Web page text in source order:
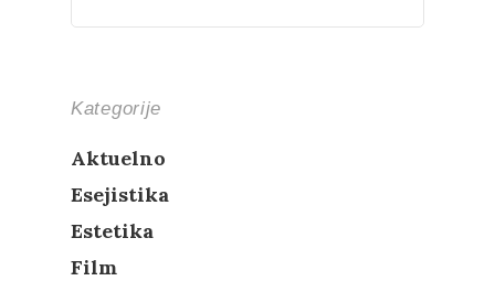
Kategorije
Aktuelno
Esejistika
Estetika
Film